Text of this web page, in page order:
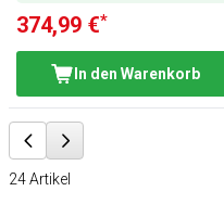
374,99 €*
In den Warenkorb
24Artikel